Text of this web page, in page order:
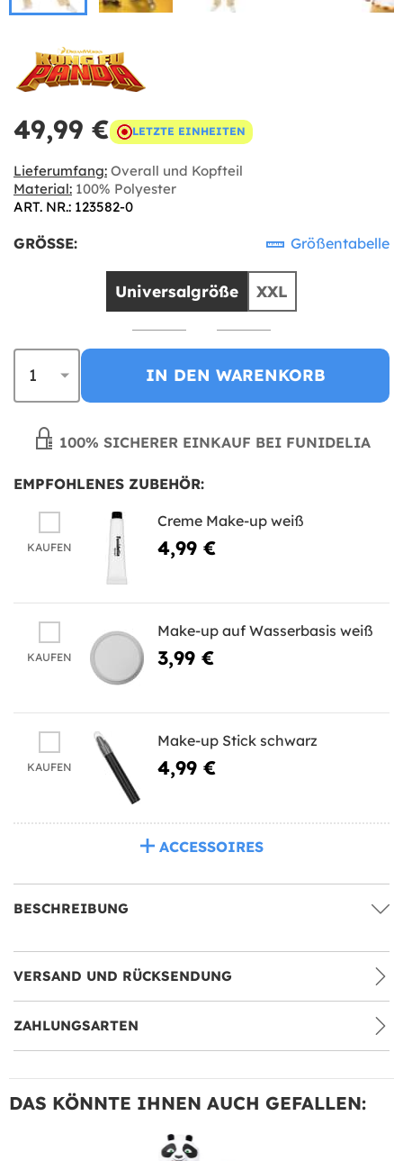
49,99 € LETZTE EINHEITEN
Lieferumfang: Overall und Kopfteil
Material: 100% Polyester
ART. NR.: 123582-0
GRÖSSE: Größentabelle
Universalgröße XXL
IN DEN WARENKORB
100% SICHERER EINKAUF BEI FUNIDELIA
EMPFOHLENES ZUBEHÖR:
KAUFEN
Creme Make-up weiß
4,99 €
KAUFEN
Make-up auf Wasserbasis weiß
3,99 €
KAUFEN
Make-up Stick schwarz
4,99 €
ACCESSOIRES
BESCHREIBUNG
VERSAND UND RÜCKSENDUNG
ZAHLUNGSARTEN
DAS KÖNNTE IHNEN AUCH GEFALLEN: